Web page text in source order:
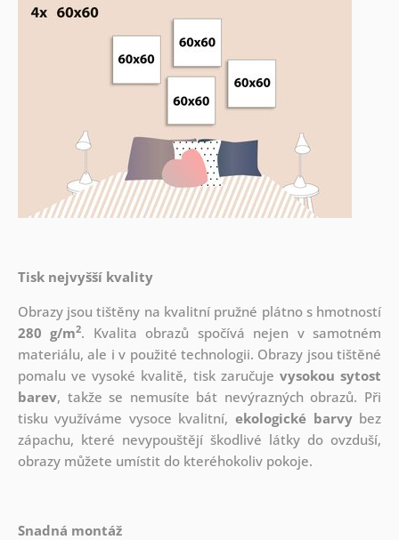
Tisk nejvyšší kvality
Obrazy jsou tištěny na kvalitní pružné plátno s hmotností
280 g/m2. Kvalita obrazů spočívá nejen v samotném
materiálu, ale i v použité technologii. Obrazy jsou tištěné
pomalu ve vysoké kvalitě, tisk zaručuje vysokou sytost
barev, takže se nemusíte bát nevýrazných obrazů. Při
tisku využíváme vysoce kvalitní,ekologické barvybez
zápachu, které nevypouštějí škodlivé látky do ovzduší,
obrazy můžete umístit do kteréhokoliv pokoje.
Snadná montáž